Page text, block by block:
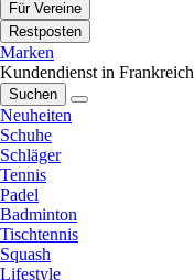
Für Vereine
Restposten
Marken
Kundendienst in Frankreich
Suchen
Neuheiten
Schuhe
Schläger
Tennis
Padel
Badminton
Tischtennis
Squash
Lifestyle